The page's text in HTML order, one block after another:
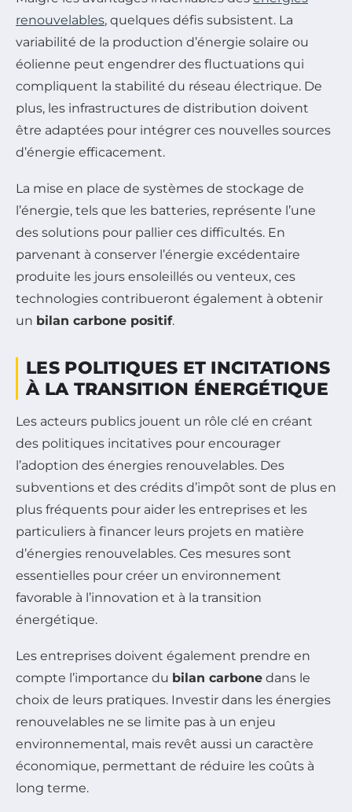
renouvelables, quelques défis subsistent. La
variabilité de la production d’énergie solaire ou
éolienne peut engendrer des fluctuations qui
compliquent la stabilité du réseau électrique. De
plus, les infrastructures de distribution doivent
être adaptées pour intégrer ces nouvelles sources
d’énergie efficacement.
La mise en place de systèmes de stockage de
l’énergie, tels que les batteries, représente l’une
des solutions pour pallier ces difficultés. En
parvenant à conserver l’énergie excédentaire
produite les jours ensoleillés ou venteux, ces
technologies contribueront également à obtenir
un bilan carbone positif.
LES POLITIQUES ET INCITATIONS
À LA TRANSITION ÉNERGÉTIQUE
Les acteurs publics jouent un rôle clé en créant
des politiques incitatives pour encourager
l’adoption des énergies renouvelables. Des
subventions et des crédits d’impôt sont de plus en
plus fréquents pour aider les entreprises et les
particuliers à financer leurs projets en matière
d’énergies renouvelables. Ces mesures sont
essentielles pour créer un environnement
favorable à l’innovation et à la transition
énergétique.
Les entreprises doivent également prendre en
compte l’importance du bilan carbone dans le
choix de leurs pratiques. Investir dans les énergies
renouvelables ne se limite pas à un enjeu
environnemental, mais revêt aussi un caractère
économique, permettant de réduire les coûts à
long terme.